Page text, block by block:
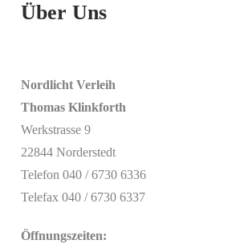
Über Uns
Nordlicht Verleih
Thomas Klinkforth
Werkstrasse 9
22844 Norderstedt
Telefon 040 / 6730 6336
Telefax 040 / 6730 6337
Öffnungszeiten: